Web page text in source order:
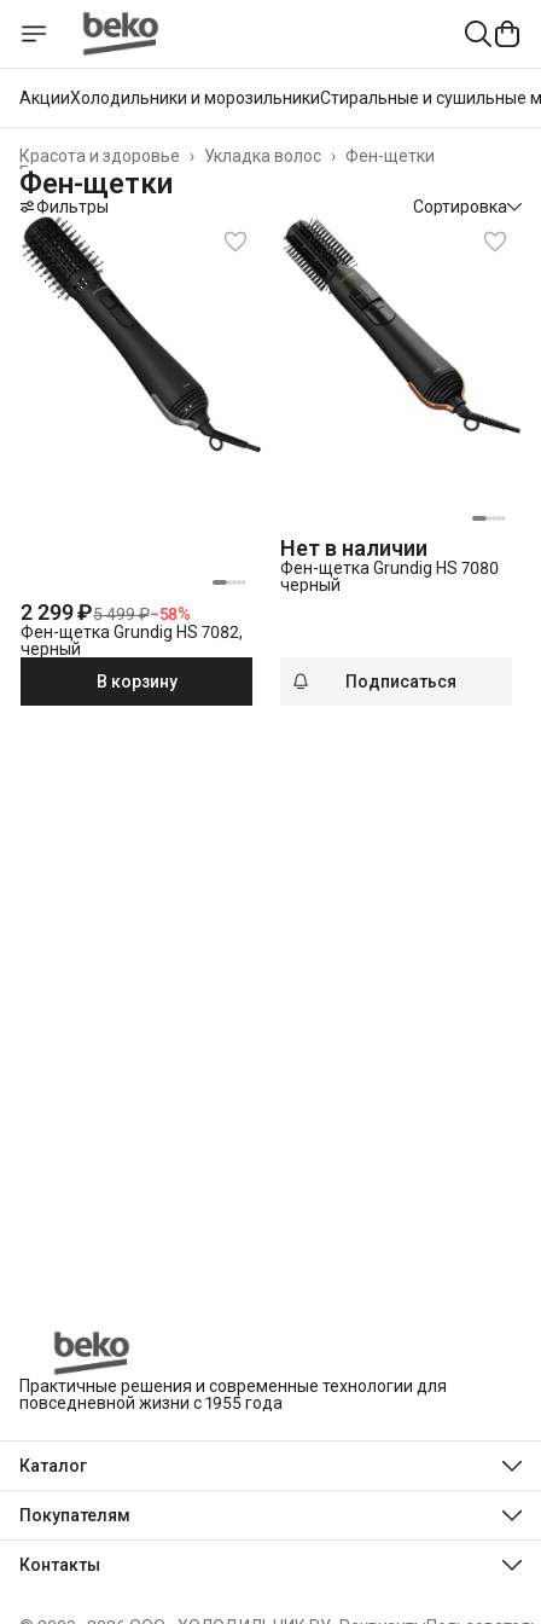
АкцииХолодильники и морозильникиСтиральные и сушильные
Фен-щетки
Укладка волос ›
Красота и здоровье
›
Главная
Фен-щетки
Фильтры Сортировка
2 299 ₽5 499 ₽−58%
Фен-щетка Grundig HS 7082,
черный
В корзину
Нет в наличии
Фен-щетка Grundig HS 7080
черный
Подписаться
Практичные решения и современные технологии для
повседневной жизни с 1955 года
Каталог
Hotpoint
Стиральные и сушильные машины
Варочные панели
Покупателям
Оплата
Технологии Beko
Контакты